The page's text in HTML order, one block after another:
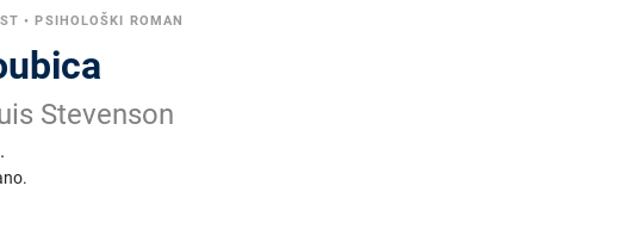
•PSIHOLOŠKI ROMAN
Stevenson